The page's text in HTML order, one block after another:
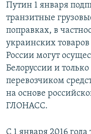
Путин 1 января
транзитные
поправках, в
украинских
России могут
Белоруссии и
перевозчиком
на основе
ГЛОНАСС.